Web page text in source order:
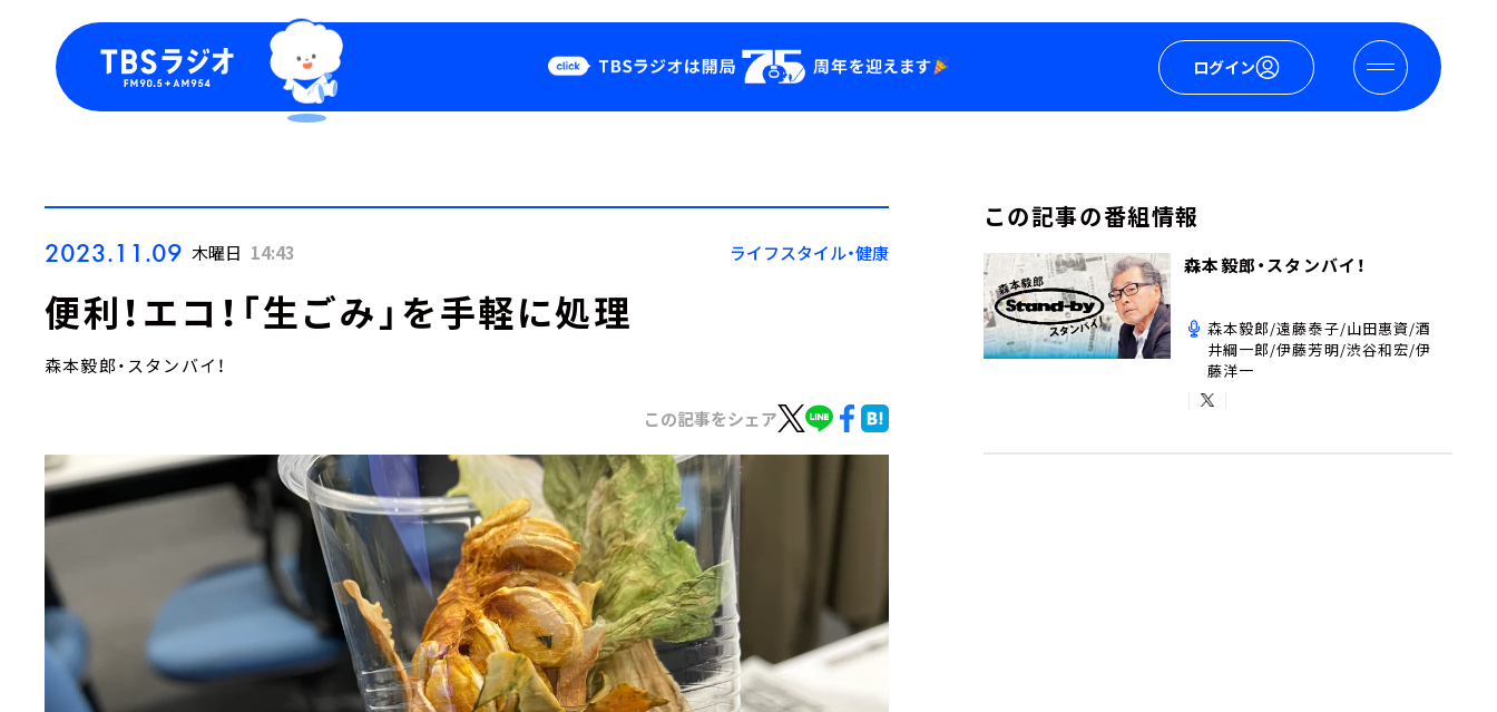
ログイン
Podcast
YouTube
会社情報
2023.11.09 木曜日 14:43 ライフスタイル・健康
便利！エコ！「生ごみ」を手軽に処理
森本毅郎・スタンバイ！
この記事をシェア
この記事の番組情報
森本毅郎・スタンバイ！
森本毅郎/遠藤泰子/山田惠資/酒
井綱一郎/伊藤芳明/渋谷和宏/伊
藤洋一